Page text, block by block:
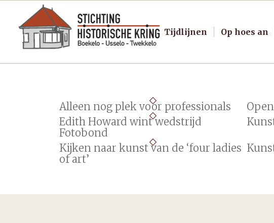
Tijdlijnen Op hoes an
Alleen nog plek voor professionals
Edith Howard wint wedstrijd
Fotobond
Kijken naar kunst van de ‘four ladies
of art’